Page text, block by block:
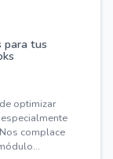
para tus
optimizar
complace